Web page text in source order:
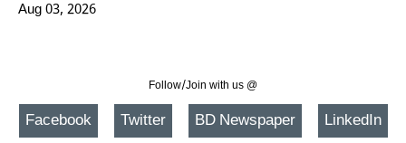
Aug 03, 2026
Follow/Join with us @
Facebook Twitter BD Newspaper LinkedIn